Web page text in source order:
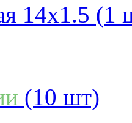
14x1.5
(10 шт)